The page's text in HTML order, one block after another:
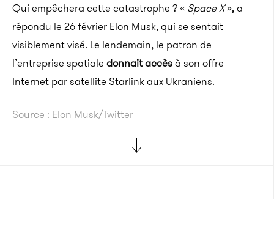
Qui empêchera cette catastrophe ? « Space X», a
répondu le 26 février Elon Musk, qui se sentait
visiblement visé. Le lendemain, le patron de
l’entreprise spatiale donnait accèsà son offre
Internet par satellite Starlink aux Ukraniens.
Source : Elon Musk/Twitter